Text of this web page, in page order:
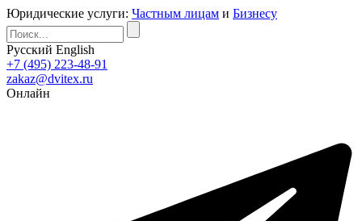
Юридические услуги: Частным лицам и Бизнесу
Русский English
+7 (495) 223-48-91
zakaz@dvitex.ru
Онлайн